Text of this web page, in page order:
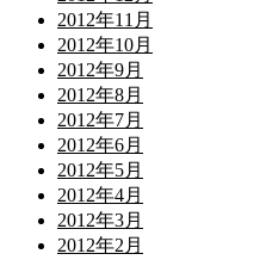
2012年11月
2012年10月
2012年9月
2012年8月
2012年7月
2012年6月
2012年5月
2012年4月
2012年3月
2012年2月